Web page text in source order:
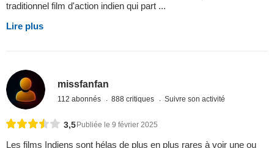
traditionnel film d'action indien qui part ...
Lire plus
missfanfan
112 abonnés 888 critiques Suivre son activité
3,5Publiée le 9 février 2025
Les films Indiens sont hélas de plus en plus rares à voir une ou